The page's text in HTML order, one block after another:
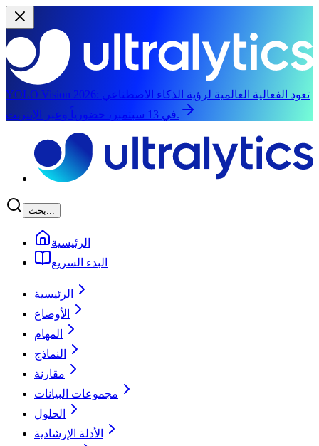
YOLO Vision 2026: تعود الفعالية العالمية لرؤية الذكاء الاصطناعي
في 13 سبتمبر، حضورياً وعبر الإنترنت.
بحث...
الرئيسية
البدء السريع
الرئيسية
الأوضاع
المهام
النماذج
مقارنة
مجموعات البيانات
الحلول
الأدلة الإرشادية